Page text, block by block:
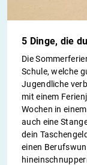
5 Dinge, die
Die
Schule, welche
Jugendliche
mit einem
Wochen in
auch eine
dein
einen